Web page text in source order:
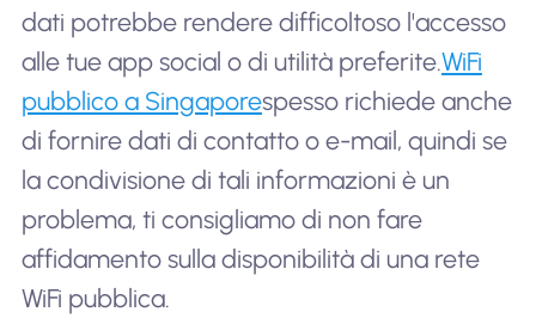
dati potrebbe rendere difficoltoso l'accesso
alle tue app social o di utilità preferite.WiFi
pubblico a Singaporespesso richiede anche
di fornire dati di contatto o e-mail, quindi se
la condivisione di tali informazioni è un
problema, ti consigliamo di non fare
affidamento sulla disponibilità di una rete
WiFi pubblica.